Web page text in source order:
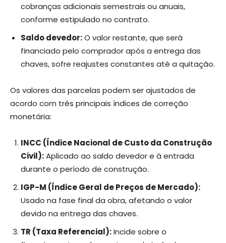
cobranças adicionais semestrais ou anuais,
conforme estipulado no contrato.
Saldo devedor:O valor restante, que será
financiado pelo comprador após a entrega das
chaves, sofre reajustes constantes até a quitação.
Os valores das parcelas podem ser ajustados de
acordo com três principais índices de correção
monetária:
INCC (Índice Nacional de Custo da Construção
Civil):Aplicado ao saldo devedor e à entrada
durante o período de construção.
IGP-M (Índice Geral de Preços de Mercado):
Usado na fase final da obra, afetando o valor
devido na entrega das chaves.
TR (Taxa Referencial):Incide sobre o